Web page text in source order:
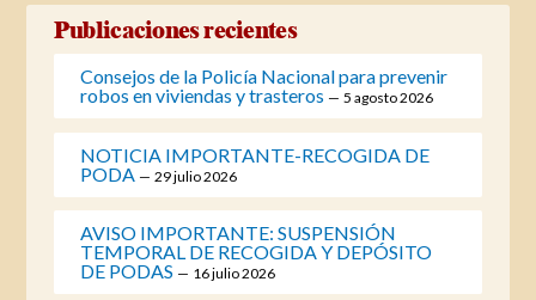
Publicaciones recientes
Consejos de la Policía Nacional para prevenir
robos en viviendas y trasteros
5 agosto 2026
NOTICIA IMPORTANTE-RECOGIDA DE
PODA
29 julio 2026
AVISO IMPORTANTE: SUSPENSIÓN
TEMPORAL DE RECOGIDA Y DEPÓSITO
DE PODAS
16 julio 2026